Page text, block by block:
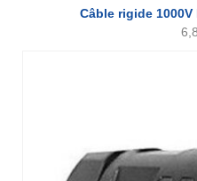
Câble rigide 1000V